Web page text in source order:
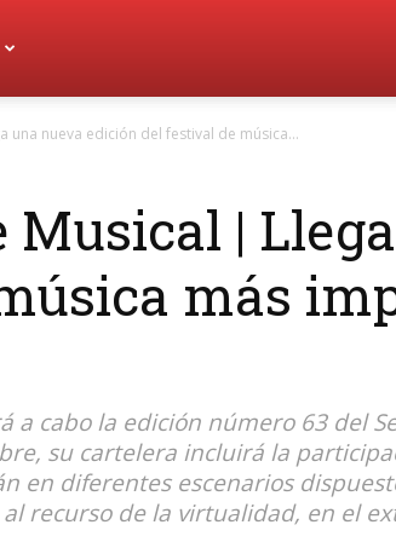
una nueva edición del festival de música...
Musical |
más
a cabo la edición número 63 del
su cartelera incluirá la
en diferentes escenarios
recurso de la virtualidad, en el